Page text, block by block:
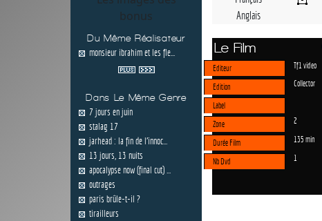
bonus
Du Même Réalisateur
monsieur ibrahim et les fle...
Dans Le Même Genre
7 jours en juin
stalag 17
jarhead : la fin de l'innoc...
13 jours, 13 nuits
apocalypse now (final cut) ...
outrages
paris brûle-t-il ?
tirailleurs
Anglais
Le Film
Editeur Tf1 video
Edition Collector
Label
Zone
2
Durée Film 135 min
Nb Dvd 1